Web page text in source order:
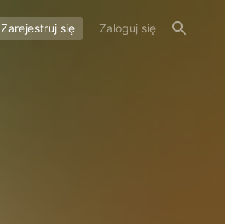
Zarejestruj się Zaloguj się